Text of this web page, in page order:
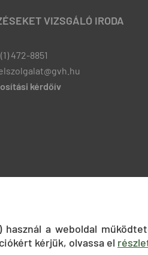
VIZSGÁLÓ IRODA
472-8851
kérdőív
a weboldal
kérjük, olvassa el